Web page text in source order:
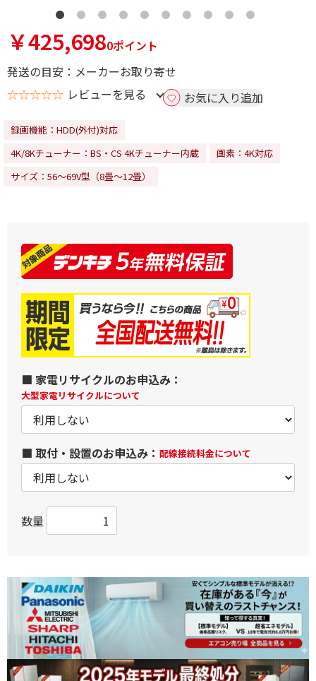
￥425,6980ポイント
発送の目安：メーカーお取り寄せ
☆☆☆☆☆ レビューを見る お気に入り追加
録画機能：HDD(外付)対応
4K/8Kチューナー：BS・CS 4Kチューナー内蔵
画素：4K対応
サイズ：56～69V型（8畳～12畳）
■ 家電リサイクルのお申込み：
大型家電リサイクルについて
■ 取付・設置のお申込み： 配線接続料金について
数量